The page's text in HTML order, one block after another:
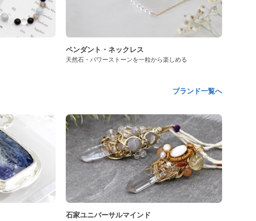
ペンダント・ネックレス
天然石・パワーストーンを一粒から楽しめる
ブランド一覧へ
石家ユニバーサルマインド